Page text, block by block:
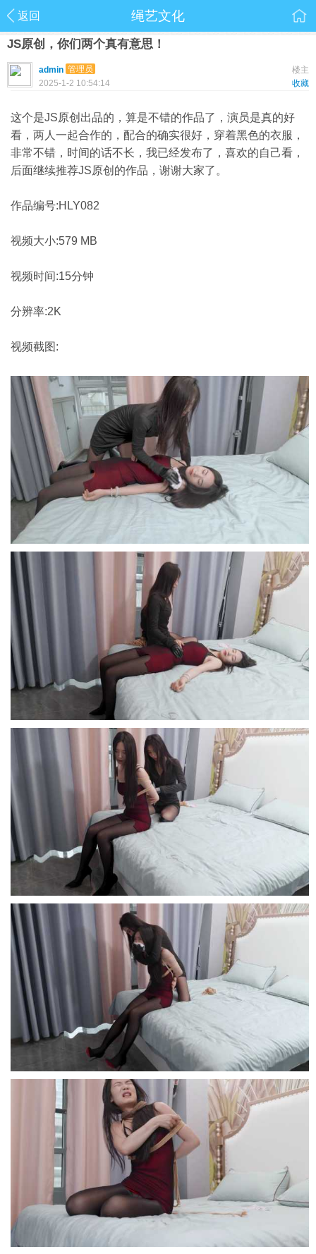
返回 绳艺文化
JS原创，你们两个真有意思！
楼主
admin 管理员
收藏
2025-1-2 10:54:14
这个是JS原创出品的，算是不错的作品了，演员是真的好
看，两人一起合作的，配合的确实很好，穿着黑色的衣服，
非常不错，时间的话不长，我已经发布了，喜欢的自己看，
后面继续推荐JS原创的作品，谢谢大家了。
作品编号:HLY082
视频大小:579 MB
视频时间:15分钟
分辨率:2K
视频截图: